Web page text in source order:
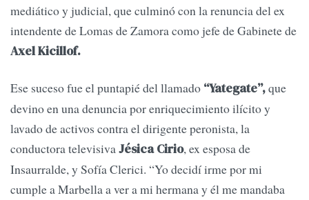
mediático y judicial, que culminó con la renuncia del ex
intendente de Lomas de Zamora como jefe de Gabinete de
Axel Kicillof.
Ese suceso fue el puntapié del llamado “Yategate”,que
devino en una denuncia por enriquecimiento ilícito y
lavado de activos contra el dirigente peronista, la
conductora televisivaJésica Cirio, ex esposa de
Insaurralde, y Sofía Clerici. “Yo decidí irme por mi
cumple a Marbella a ver a mi hermana y él me mandaba